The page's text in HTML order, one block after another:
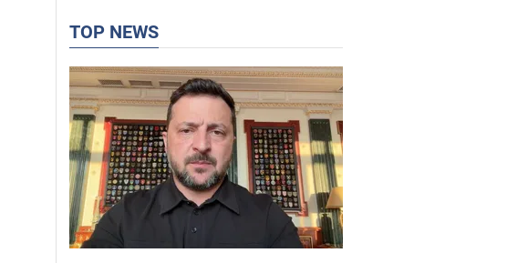
TOP NEWS